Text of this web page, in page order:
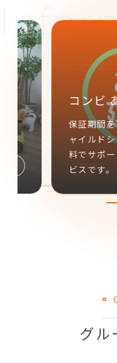
チャイルドシ
取付確認車種
お持ちの車とチャ
適合をご確認くださ
グル